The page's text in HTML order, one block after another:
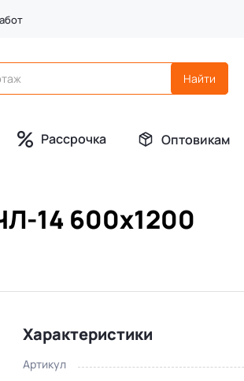
Рассрочка Оптовикам
14 600х1200
Характеристики
Артикул